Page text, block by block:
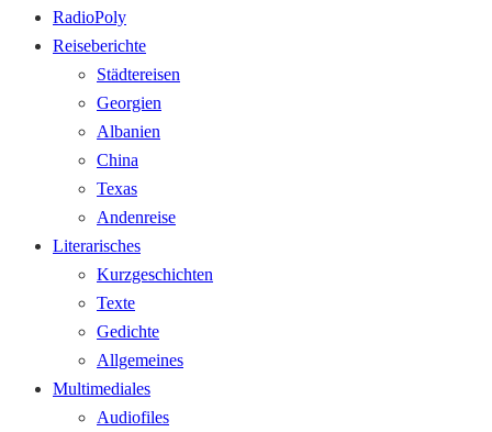
RadioPoly
Reiseberichte
Städtereisen
Georgien
Albanien
China
Texas
Andenreise
Literarisches
Kurzgeschichten
Texte
Gedichte
Allgemeines
Multimediales
Audiofiles